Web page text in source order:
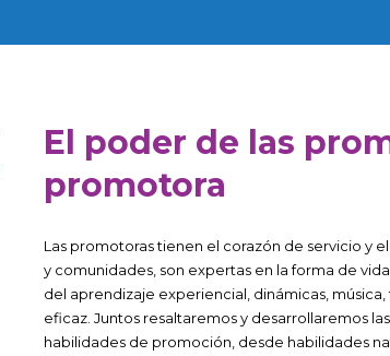
El poder de las
promotora
Las promotoras tienen el corazón de servicio y
y comunidades, son expertas en la forma de
del aprendizaje experiencial, dinámicas,
eficaz. Juntos resaltaremos y desarrollaremos
habilidades de promoción, desde habilidades